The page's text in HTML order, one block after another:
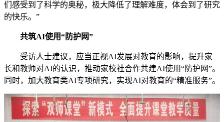
们感受到了科学的奥秘，极大降低了理解难度，体会到了研究
的快乐。”
共筑AI使用“防护网”
受访人士建议，应当正视AI发展对教育的影响，提升家
长和教师对AI的认识，推动家校社合作共建AI使用“防护网”。
同时，加大教育类AI专项研究，实现AI对教育的“精准服务”。